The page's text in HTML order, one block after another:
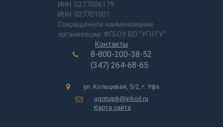
ИНН: 0277006179
ИНН: 027701001
Сокращенное наименование
организации: ФГБОУ ВО "УГНТУ"
Контакты
8-800-200-38-52
(347) 264-68-65
ул. Кольцевая, 5/2, г. Уфа
ugntuipk@ipkoil.ru
Карта сайта